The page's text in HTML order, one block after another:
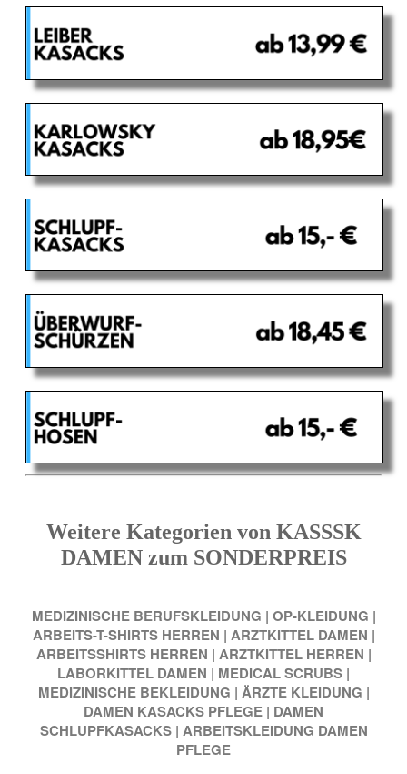
Weitere Kategorien von KASSSK
DAMEN zum SONDERPREIS
MEDIZINISCHE BERUFSKLEIDUNG | OP-KLEIDUNG |
ARBEITS-T-SHIRTS HERREN | ARZTKITTEL DAMEN |
ARBEITSSHIRTS HERREN | ARZTKITTEL HERREN |
LABORKITTEL DAMEN | MEDICAL SCRUBS |
MEDIZINISCHE BEKLEIDUNG | ÄRZTE KLEIDUNG |
DAMEN KASACKS PFLEGE | DAMEN
SCHLUPFKASACKS | ARBEITSKLEIDUNG DAMEN
PFLEGE